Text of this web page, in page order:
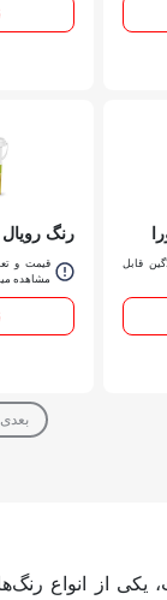
قابل
ساندورا
قیمت و
مشاهده
بعدی
یکی از انواع